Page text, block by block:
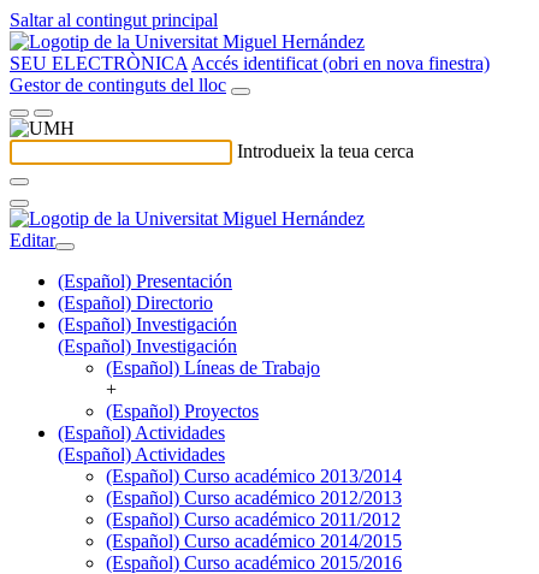
Saltar al contingut principal
SEU ELECTRÒNICA Accés identificat (obri en nova finestra)
Gestor de continguts del lloc
Introdueix la teua cerca
Editar
(Español) Presentación
(Español) Directorio
(Español) Investigación
(Español) Investigación
(Español) Líneas de Trabajo
+
(Español) Proyectos
(Español) Actividades
(Español) Actividades
(Español) Curso académico 2013/2014
(Español) Curso académico 2012/2013
(Español) Curso académico 2011/2012
(Español) Curso académico 2014/2015
(Español) Curso académico 2015/2016